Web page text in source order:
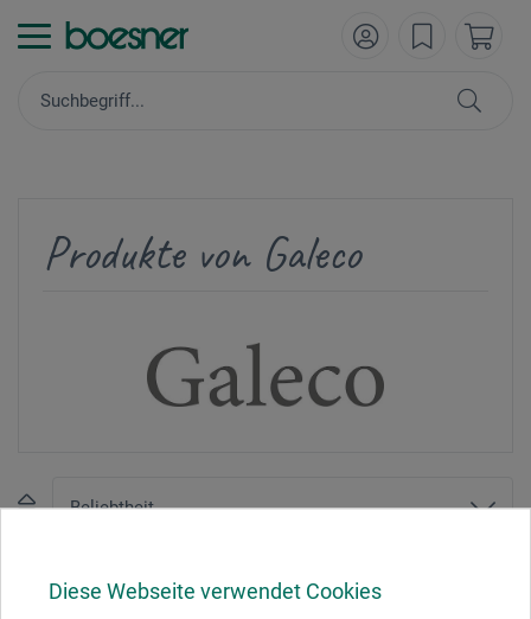
Diese Webseite verwendet Cookies
Produkte von Galeco